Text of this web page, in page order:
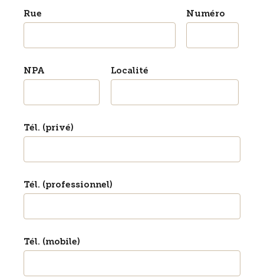
Rue Numéro
NPA Localité
Tél. (privé)
Tél. (professionnel)
Tél. (mobile)